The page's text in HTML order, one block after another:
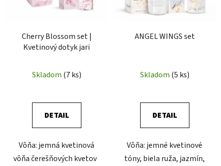
Cherry Blossom set |
Kvetinový dotyk jari
Skladom (7 ks)
DETAIL
Vôňa: jemná kvetinová
vôňa čerešňových kvetov
ANGEL WINGS set
Skladom (5 ks)
DETAIL
Vôňa: jemné kvetinové
tóny, biela ruža, jazmín,